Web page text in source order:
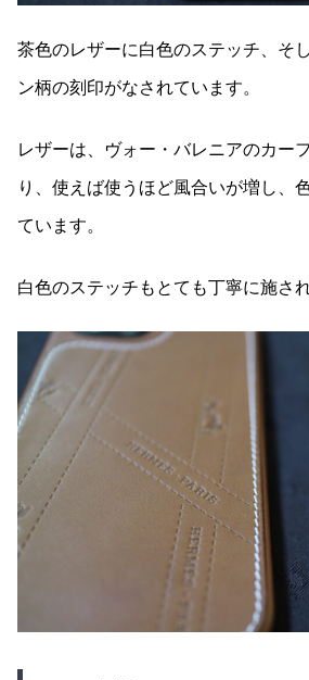
茶色のレザーに白色のステッチ、そ
ン柄の刻印がなされています。
レザーは、ヴォー・バレニアのカー
り、使えば使うほど風合いが増し、
ています。
白色のステッチもとても丁寧に施さ